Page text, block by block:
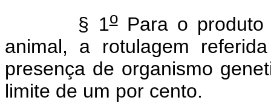
§ 1oPara o produto
animal, a rotulagem
presença de organismo
limite de um por cento.